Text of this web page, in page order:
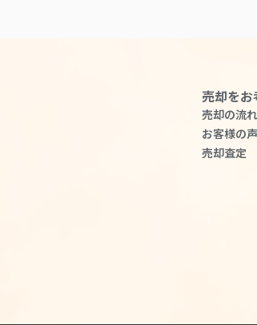
売却を
売却の流れ
お客様の声
売却査定